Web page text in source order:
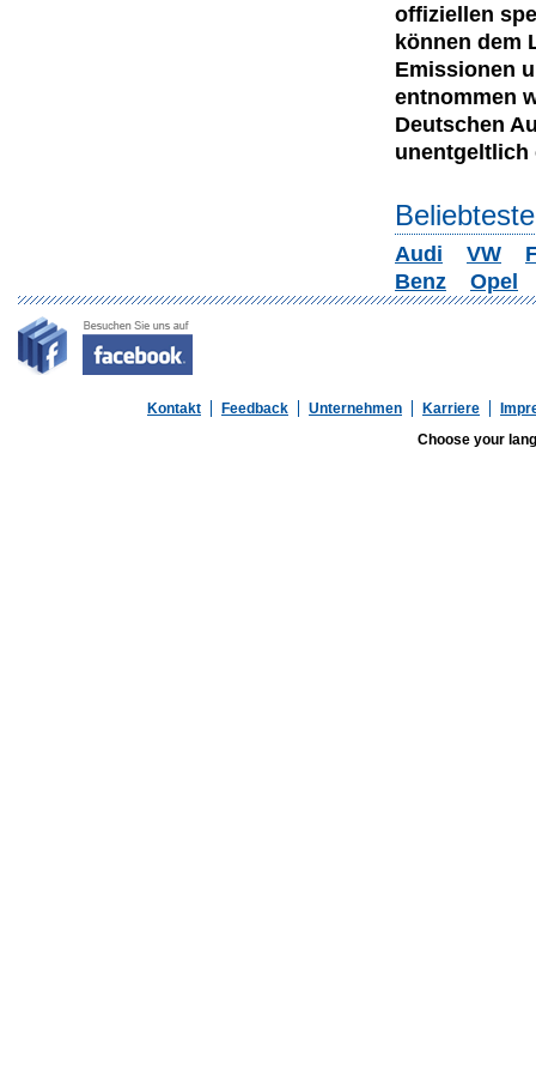
offiziellen
können dem
Emissionen
entnommen
Deutschen
Audi VW
Benz
Opel
Kontakt Feedback Unternehmen Karriere
Choose your